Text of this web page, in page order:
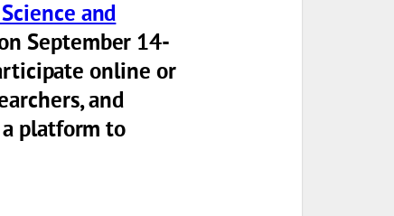
and
September 14-
online or
and
platform to